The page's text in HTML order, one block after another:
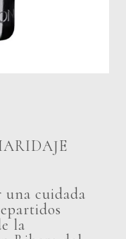
cuidada
la